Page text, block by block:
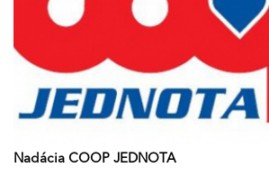
Nadácia COOP JEDNOTA